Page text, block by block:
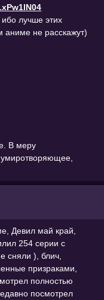
лучше этих
аниме не расскажут)
В меру
Девил май край,
254 серии с
сняли ), блич,
призраками,
полностью
посмотрел